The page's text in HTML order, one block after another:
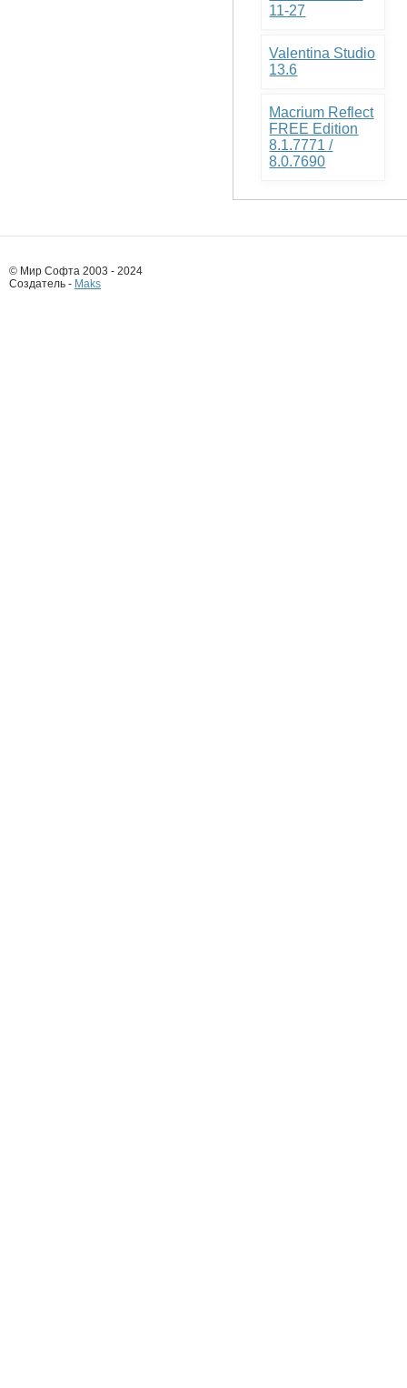
11-27
Valentina Studio
13.6
Macrium Reflect
FREE Edition
8.1.7771 /
8.0.7690
© Мир Софта 2003 - 2024
Создатель - Maks